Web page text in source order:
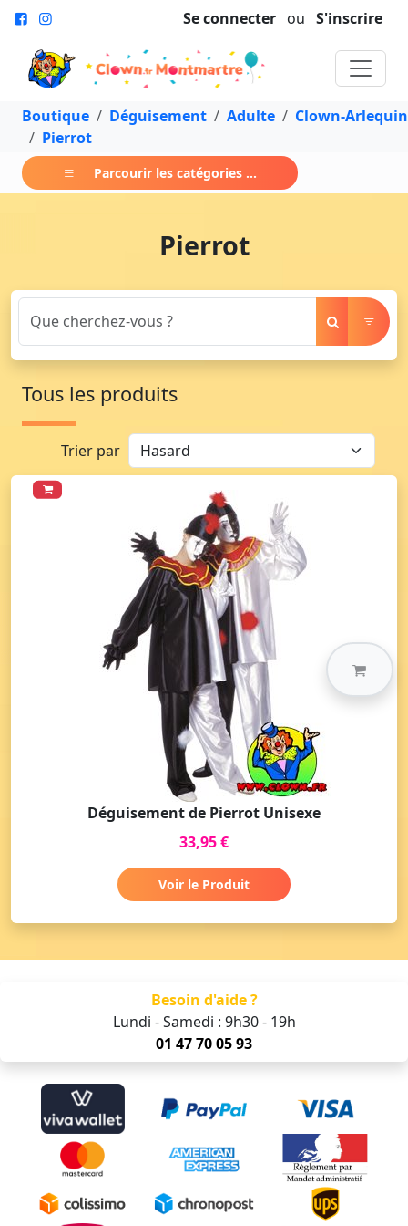
Se connecter ou S'inscrire
Boutique Déguisement Adulte
Clown-Arlequin
Pierrot
Parcourir les catégories ...
Pierrot
Tous les produits
Trier par
Déguisement de Pierrot Unisexe
33,95 €
Voir le Produit
Besoin d'aide ?
Lundi - Samedi : 9h30 - 19h
01 47 70 05 93